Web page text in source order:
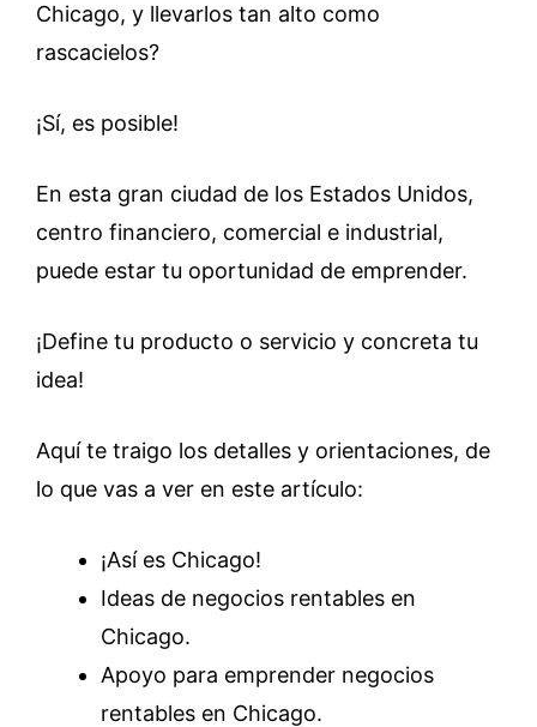
Chicago, y llevarlos tan alto como
rascacielos?
¡Sí, es posible!
En esta gran ciudad de los Estados Unidos,
centro financiero, comercial e industrial,
puede estar tu oportunidad de emprender.
¡Define tu producto o servicio y concreta tu
idea!
Aquí te traigo los detalles y orientaciones, de
lo que vas a ver en este artículo:
¡Así es Chicago!
Ideas de negocios rentables en
Chicago.
Apoyo para emprender negocios
rentables en Chicago.